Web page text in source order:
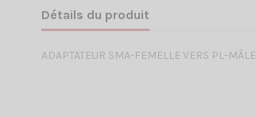
Détails du produit
ADAPTATEUR SMA-FEMELLE VERS PL-MÂLE